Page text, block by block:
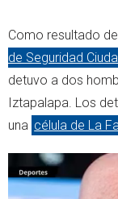
t
t
e
r
t
s
a
p
p
Como resultado
de Seguridad
detuvo a dos
Iztapalapa. Los
una célula de La